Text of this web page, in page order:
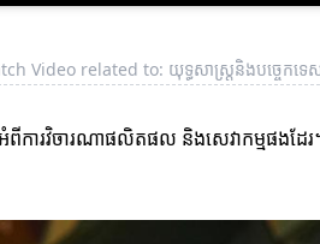
Video related to: យុទ្ធសាស្រ្តនិងបច្ចេកទេ
ការវិចារណាផលិតផល និងសេវាកម្មផងដ